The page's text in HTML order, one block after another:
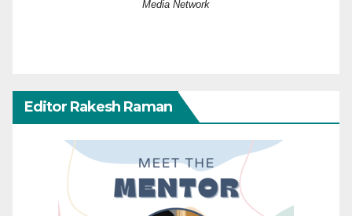
Media Network
Editor Rakesh Raman